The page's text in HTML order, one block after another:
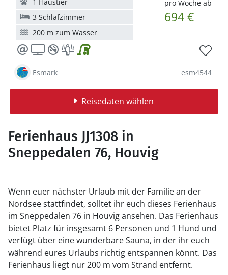
pro Woche ab
694 €
3 Schlafzimmer
200 m zum Wasser
Esmark esm4544
Reisedaten wählen
Ferienhaus JJ1308 in
Sneppedalen 76, Houvig
Wenn euer nächster Urlaub mit der Familie an der
Nordsee stattfindet, solltet ihr euch dieses Ferienhaus
im Sneppedalen 76 in Houvig ansehen. Das Ferienhaus
bietet Platz für insgesamt 6 Personen und 1 Hund und
verfügt über eine wunderbare Sauna, in der ihr euch
während eures Urlaubs richtig entspannen könnt. Das
Ferienhaus liegt nur 200 m vom Strand entfernt.